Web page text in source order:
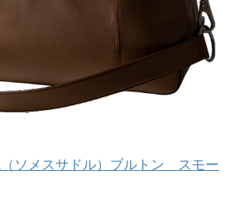
（ソメスサドル）ブルトン スモー